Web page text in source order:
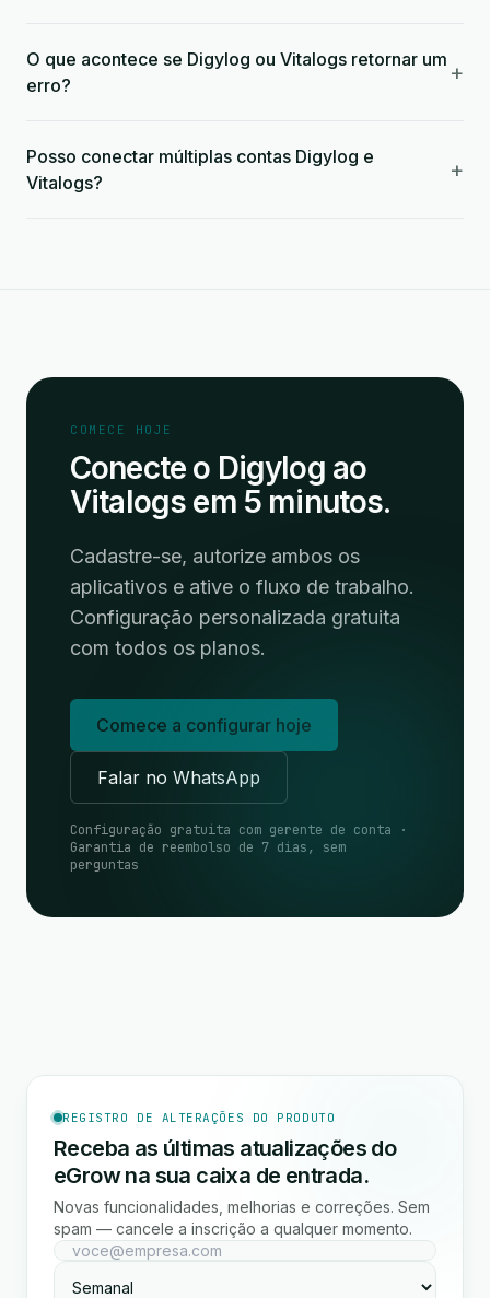
O que acontece se Digylog ou Vitalogs retornar um
erro?
+
Posso conectar múltiplas contas Digylog e
Vitalogs?
+
COMECE HOJE
Conecte o Digylog ao
Vitalogs em 5 minutos.
Cadastre-se, autorize ambos os
aplicativos e ative o fluxo de trabalho.
Configuração personalizada gratuita
com todos os planos.
Comece a configurar hoje
Falar no WhatsApp
Configuração gratuita com gerente de conta ·
Garantia de reembolso de 7 dias, sem
perguntas
REGISTRO DE ALTERAÇÕES DO PRODUTO
Receba as últimas atualizações do
eGrow na sua caixa de entrada.
Novas funcionalidades, melhorias e correções. Sem
spam — cancele a inscrição a qualquer momento.